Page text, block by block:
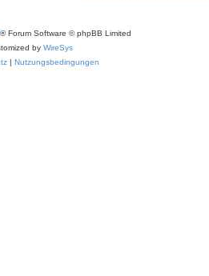
® Forum Software © phpBB Limited
by WireSys
| Nutzungsbedingungen